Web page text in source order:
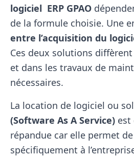
logiciel ERP GPAO
de la formule choisie. Une
entre l’acquisition du
Ces deux solutions
et dans les travaux de
nécessaires.
La location de logiciel ou
(Software As A Service) est
répandue car elle permet de
spécifiquement à